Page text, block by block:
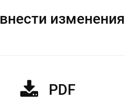
внести изменения
PDF